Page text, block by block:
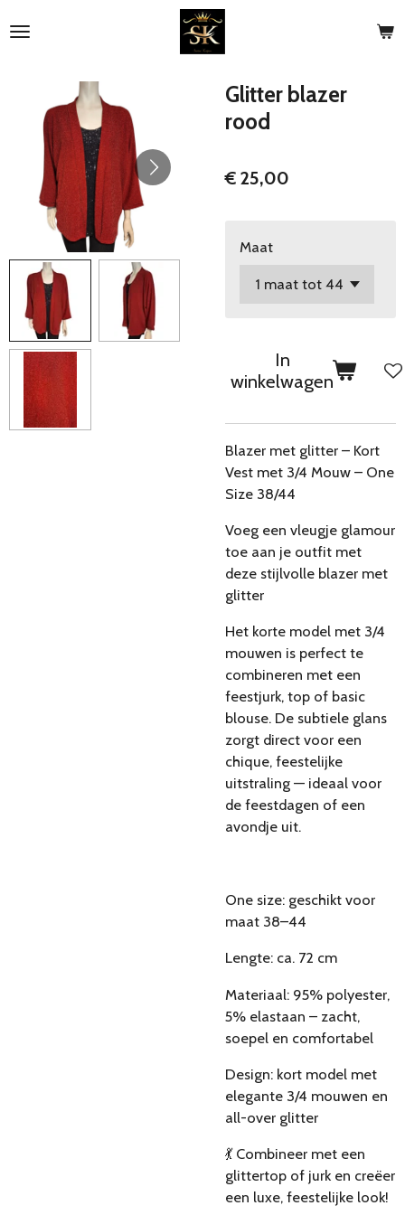
direct
hoofdinhoud
Glitter blazer
rood
€ 25,00
Maat
In
winkelwagen
Blazer met glitter – Kort
Vest met 3/4 Mouw – One
Size 38/44
Voeg een vleugje glamour
toe aan je outfit met
deze stijlvolle blazer met
glitter
Het korte model met 3/4
mouwen is perfect te
combineren met een
feestjurk, top of basic
blouse. De subtiele glans
zorgt direct voor een
chique, feestelijke
uitstraling — ideaal voor
de feestdagen of een
avondje uit.
One size: geschikt voor
maat 38–44
Lengte: ca. 72 cm
Materiaal: 95% polyester,
5% elastaan – zacht,
soepel en comfortabel
Design: kort model met
elegante 3/4 mouwen en
all-over glitter
💃 Combineer met een
glittertop of jurk en creëer
een luxe, feestelijke look!